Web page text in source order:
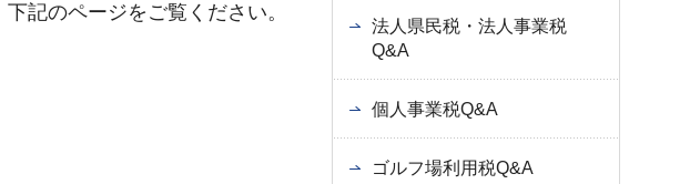
記のページをご覧ください。
法人県民税・法人事業税
Q&A
個人事業税Q&A
ゴルフ場利用税Q&A